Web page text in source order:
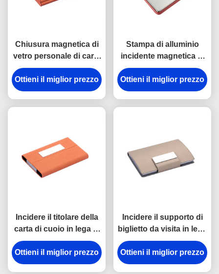
Chiusura magnetica di
vetro personale di carta
dello specchio di
alluminio della cassa
Ottieni il miglior prezzo
Stampa di alluminio
incidente magnetica di
Digital del supporto di
biglietto da visita della
cassa di carta dell'unità
Ottieni il miglior prezzo
Incidere il titolare della
carta di cuoio in lega di
zinco dell'unità di
elaborazione della
chiusura magnetica del
Ottieni il miglior prezzo
Incidere il supporto di
biglietto da visita in lega
di zinco personale del
metallo del supporto di
biglietto da visita
Ottieni il miglior prezzo